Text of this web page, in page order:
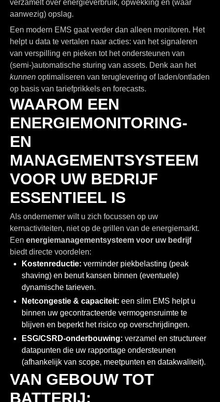
verzamelt over energieverbruik, opwekking en (waar
aanwezig) opslag.
Een modern EMS gaat verder dan alleen monitoren. Het
helpt u data te vertalen naar acties: van het signaleren
van verspilling en pieken tot het ondersteunen van
(semi-)automatische sturing van assets. Denk aan het
kunnen optimaliseren van teruglevering of laden/ontladen
op basis van tariefprikkels en forecasts.
WAAROM EEN
ENERGIEMONITORING-
EN
MANAGEMENTSYSTEEM
VOOR UW BEDRIJF
ESSENTIEEL IS
Als ondernemer wilt u zich focussen op uw
kernactiviteiten, niet op de grillen van de energiemarkt.
Een energiemanagementsysteem voor uw bedrijf
biedt directe voordelen:
Kostenreductie: verminder piekbelasting (peak
shaving) en benut kansen binnen (eventuele)
dynamische tarieven.
Netcongestie & capaciteit: een slim EMS helpt u
binnen uw gecontracteerde vermogensruimte te
blijven en beperkt het risico op overschrijdingen.
ESG/CSRD-onderbouwing: verzamel en structureer
datapunten die uw rapportage ondersteunen
(afhankelijk van scope, meetpunten en datakwaliteit).
VAN GEBOUW TOT
BATTERIJ: